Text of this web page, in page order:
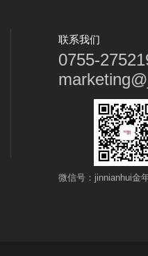
联系我们
0755-
微信号：jinnianhui金